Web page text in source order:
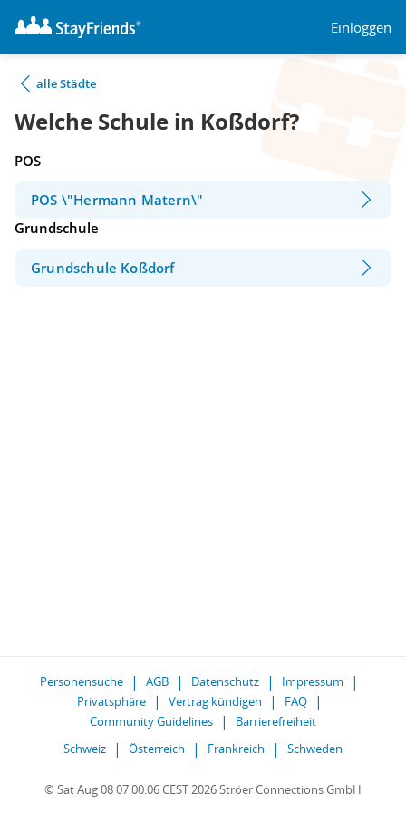
Einloggen
alle Städte
Welche Schule in Koßdorf?
POS
POS \"Hermann Matern\"
Grundschule
Grundschule Koßdorf
Personensuche AGB Datenschutz
Impressum
Privatsphäre
Vertrag kündigen
FAQ
Community Guidelines
Barrierefreiheit
Schweiz
Österreich Frankreich Schweden
© Sat Aug 08 07:00:06 CEST 2026 Ströer Connections GmbH